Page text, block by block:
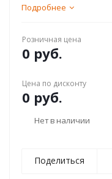
Подробнее
Розничная цена
0 руб.
Цена по дисконту
0 руб.
Нет в наличии
Поделиться